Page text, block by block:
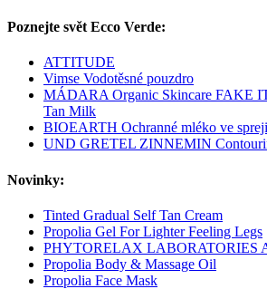
Poznejte svět Ecco Verde:
ATTITUDE
Vimse Vodotěsné pouzdro
MÁDARA Organic Skincare FAKE
Tan Milk
BIOEARTH Ochranné mléko ve spreji
UND GRETEL ZINNEMIN
Novinky:
Tinted Gradual Self Tan Cream
Propolia Gel For Lighter Feeling Legs
PHYTORELAX LABORATORIES
Propolia Body & Massage Oil
Propolia Face Mask